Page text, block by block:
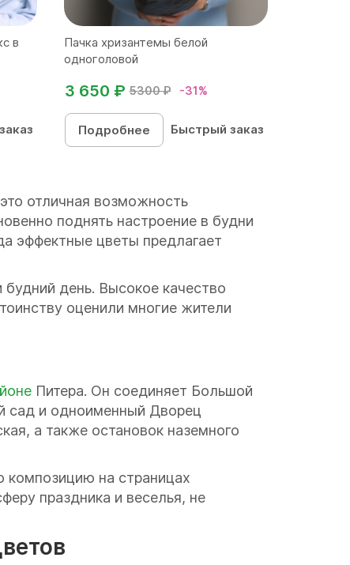
в
Пачка хризантемы белой
одноголовой
5300 ₽ -31%
3 650 ₽
Подробнее Быстрый заказ
отличная возможность
поднять настроение в будни
эффектные цветы предлагает
день. Высокое качество
оценили многие жители
Питера. Он соединяет Большой
сад и одноименный Дворец
а также остановок наземного
композицию на страницах
праздника и веселья, не